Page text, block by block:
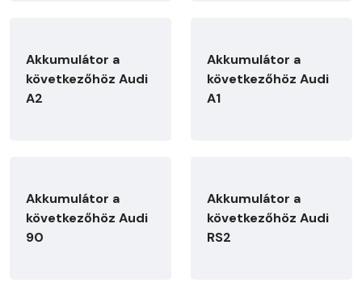
Akkumulátor a
következőhöz Audi
A2
Akkumulátor a
következőhöz Audi
A1
Akkumulátor a
következőhöz Audi
90
Akkumulátor a
következőhöz Audi
RS2